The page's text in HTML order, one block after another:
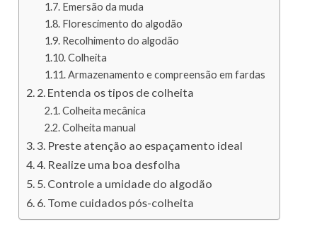
Emersão da muda
Florescimento do algodão
Recolhimento do algodão
Colheita
Armazenamento e compreensão em fardas
2. Entenda os tipos de colheita
Colheita mecânica
Colheita manual
3. Preste atenção ao espaçamento ideal
4. Realize uma boa desfolha
5. Controle a umidade do algodão
6. Tome cuidados pós-colheita